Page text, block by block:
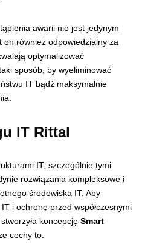
awarii nie jest jedynym
on również odpowiedzialny za
optymalizować
sposób, by wyeliminować
IT bądź maksymalnie
IT Rittal
IT, szczególnie tymi
rozwiązania kompleksowe i
środowiska IT. Aby
i ochronę przed współczesnymi
koncepcję Smart
cechy to: